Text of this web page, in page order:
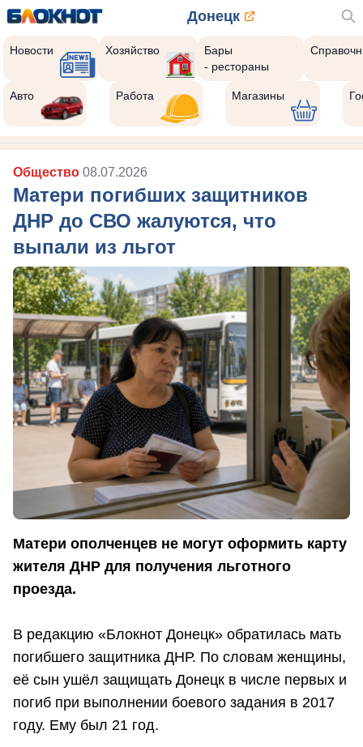
Донецк
Новости Хозяйство
Бары
- рестораны
Авто Работа Магазины
Общество 08.07.2026
Матери погибших защитников
ДНР до СВО жалуются, что
выпали из льгот
Матери ополченцев не могут оформить карту
жителя ДНР для получения льготного
проезда.
В редакцию «Блокнот Донецк» обратилась мать
погибшего защитника ДНР. По словам женщины,
её сын ушёл защищать Донецк в числе первых и
погиб при выполнении боевого задания в 2017
году. Ему был 21 год.